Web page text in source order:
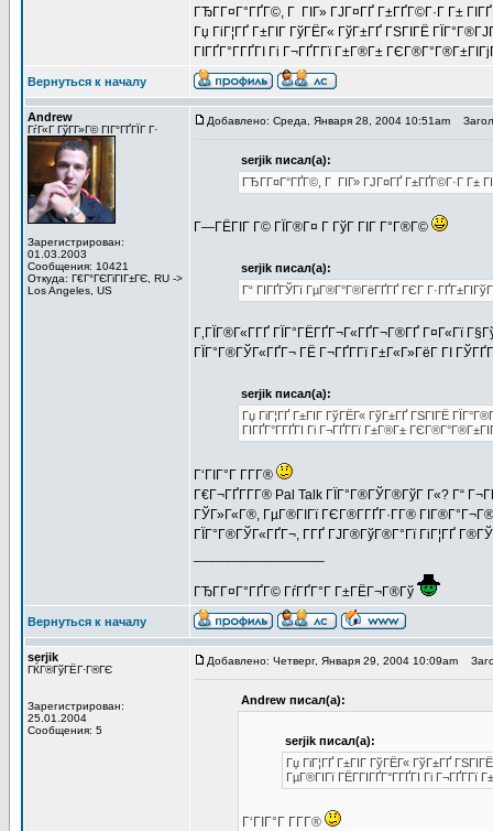
ГЂГ­Г¤Г°ГҐГ©, Г ГІГ» ГЈГ¤ГҐ Г±ГҐГ©Г·Г Г±
Гџ ГіГ¦ГҐ Г±ГІГ ГўГЁГ« ГўГ±ГҐ ГЅГІГЁ
ГІГҐГ°Г­ГҐГІ Гі Г¬ГҐГ­Гї Г±Г®Г±
Вернуться к началу
Andrew
ГѓГ«Г ГўГ­Г»Г© ГІГ°ГҐГЇГ Г·
Зарегистрирован:
01.03.2003
Сообщения: 10421
Откуда: Г€Г°ГЄГіГІГ±ГЄ, RU ->
Los Angeles, US
Добавлено: Среда, Января 28, 2004 10:51am
serjik писал(а):
ГЂГ­Г¤Г°ГҐГ©, Г ГІГ» ГЈГ¤ГҐ Г±ГҐГ©Г·Г Г±
Г—ГЁГІГ Г© ГЇГ®Г¤ Г ГўГ ГІГ Г°Г®Г©
serjik писал(а):
Г“ ГІГҐГЎГї ГµГ®Г°Г®ГёГҐГҐ ГЄГ
Г‚ГЇГ®Г«Г­ГҐ ГЇГ°ГЁГҐГ¬Г«ГҐГ¬Г®ГҐ Г¤Г«Гї
ГЇГ°Г®ГЎГ«ГҐГ¬ ГЁ Г¬ГҐГ­Гї Г±Г«Г»ГёГ ГІ
serjik писал(а):
Гџ ГіГ¦ГҐ Г±ГІГ ГўГЁГ« ГўГ±ГҐ ГЅГІГЁ
ГІГҐГ°Г­ГҐГІ Гі Г¬ГҐГ­Гї Г±Г®Г±
Г‘ГІГ°Г Г­Г­Г®
Г€Г¬ГҐГ­Г­Г® Pal Talk ГЇГ°Г®ГЎГ®ГўГ Г«? Г“
ГЎГ»Г«Г®, ГµГ®ГІГї ГЄГ®Г­ГҐГ·Г­Г®
ГЇГ°Г®ГЎГ«ГҐГ¬, Г­ГҐ ГЈГ®ГўГ®Г°Гї ГіГ¦ГҐ
ГЂГ­Г¤Г°ГҐГ© ГѓГҐГ°Г Г±ГЁГ¬Г®Гў
Вернуться к началу
serjik
ГЌГ®ГўГЁГ·Г®ГЄ
Зарегистрирован:
25.01.2004
Сообщения: 5
Добавлено: Четверг, Января 29, 2004 10:09am
Andrew писал(а):
serjik писал(а):
Гџ ГіГ¦ГҐ Г±ГІГ ГўГЁГ« ГўГ±ГҐ
ГµГ®ГІГї ГЁГ­ГІГҐГ°Г­ГҐГІ Гі
Г‘ГІГ°Г Г­Г­Г®